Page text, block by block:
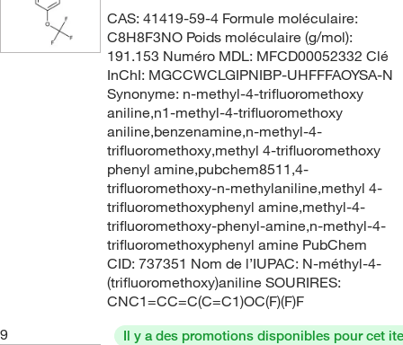
CAS: 41419-59-4 Formule moléculaire:
C8H8F3NO Poids moléculaire (g/mol):
191.153 Numéro MDL: MFCD00052332 Clé
InChI: MGCCWCLGIPNIBP-UHFFFAOYSA-N
Synonyme: n-methyl-4-trifluoromethoxy
aniline,n1-methyl-4-trifluoromethoxy
aniline,benzenamine,n-methyl-4-
trifluoromethoxy,methyl 4-trifluoromethoxy
phenyl amine,pubchem8511,4-
trifluoromethoxy-n-methylaniline,methyl 4-
trifluoromethoxyphenyl amine,methyl-4-
trifluoromethoxy-phenyl-amine,n-methyl-4-
trifluoromethoxyphenyl amine PubChem
CID: 737351 Nom de l’IUPAC: N-méthyl-4-
(trifluoromethoxy)aniline SOURIRES:
CNC1=CC=C(C=C1)OC(F)(F)F
9
Il y a des promotions disponibles pour cet